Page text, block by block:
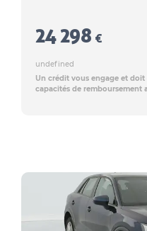
24 298 €
undefined
Un crédit vous engage et
capacités de remboursement